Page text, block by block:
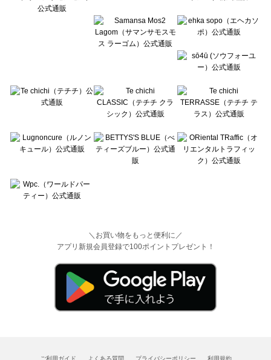
Wpc.（ワールドパーティー）のボトムス一覧
＼お買い物をもっと便利に／
アプリ新規会員登録で100ポイントプレゼント！
ご利用ガイド よくある質問 プライバシーポリシー 利用規約